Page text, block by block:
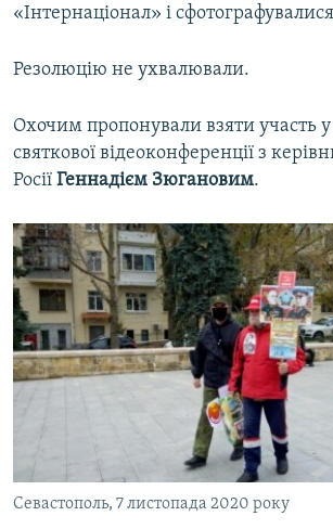
«Інтернаціонал» і
Резолюцію не ухвалювали.
Охочим пропонували взяти участь
святкової відеоконференції з
Росії Геннадієм Зюгановим.
Севастополь, 7 листопада 2020 року